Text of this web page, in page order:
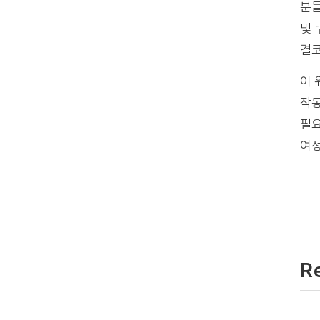
분
및
결
이
작
필
여